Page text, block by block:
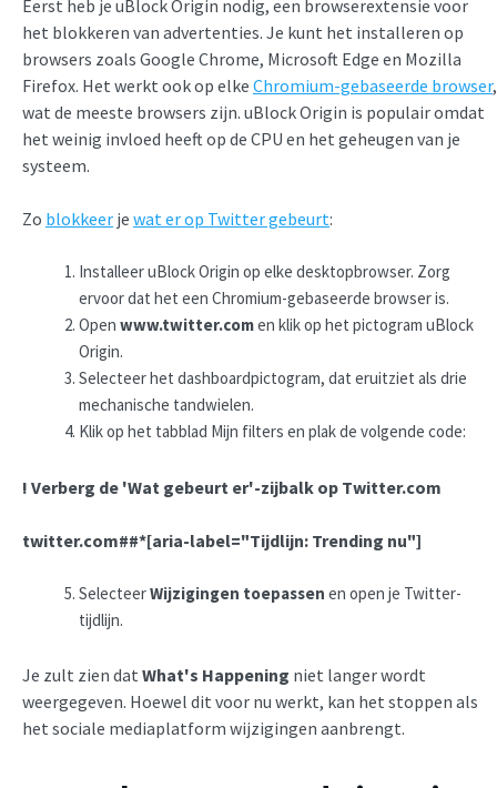
Eerst heb je uBlock Origin nodig, een browserextensie voor
het blokkeren van advertenties. Je kunt het installeren op
browsers zoals Google Chrome, Microsoft Edge en Mozilla
Firefox. Het werkt ook op elke Chromium-gebaseerde browser,
wat de meeste browsers zijn. uBlock Origin is populair omdat
het weinig invloed heeft op de CPU en het geheugen van je
systeem.
Zo blokkeer je wat er op Twitter gebeurt:
Installeer uBlock Origin op elke desktopbrowser. Zorg
ervoor dat het een Chromium-gebaseerde browser is.
Open www.twitter.comen klik op het pictogram uBlock
Origin.
Selecteer het dashboardpictogram, dat eruitziet als drie
mechanische tandwielen.
Klik op het tabblad Mijn filters en plak de volgende code:
! Verberg de 'Wat gebeurt er'-zijbalk op Twitter.com
twitter.com##*[aria-label="Tijdlijn: Trending nu"]
SelecteerWijzigingen toepassen en open je Twitter-
tijdlijn.
Je zult zien dat What's Happening niet langer wordt
weergegeven. Hoewel dit voor nu werkt, kan het stoppen als
het sociale mediaplatform wijzigingen aanbrengt.